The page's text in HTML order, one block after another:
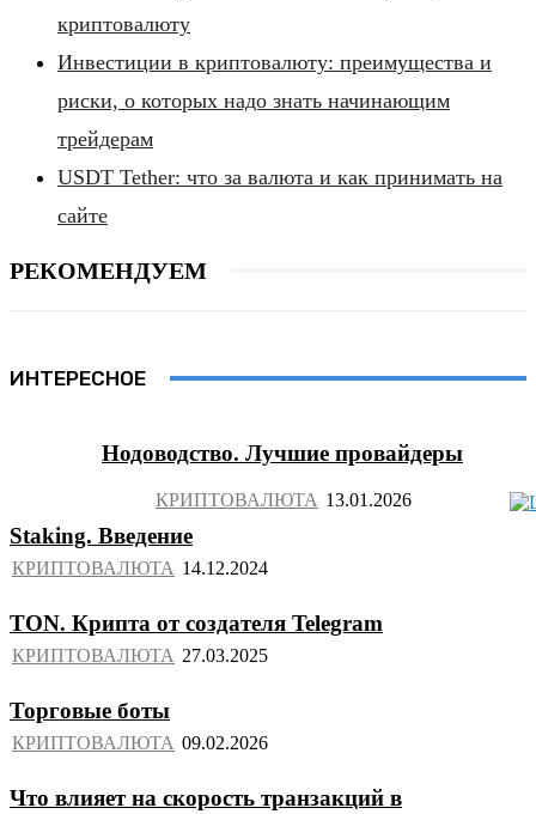
криптовалюту
Инвестиции в криптовалюту: преимущества и
риски, о которых надо знать начинающим
трейдерам
USDT Tether: что за валюта и как принимать на
сайте
РЕКОМЕНДУЕМ
ИНТЕРЕСНОЕ
Нодоводство. Лучшие провайдеры
КРИПТОВАЛЮТА
Staking. Введение
КРИПТОВАЛЮТА
TON. Крипта от создателя Telegram
КРИПТОВАЛЮТА
Торговые боты
КРИПТОВАЛЮТА
Что влияет на скорость транзакций в